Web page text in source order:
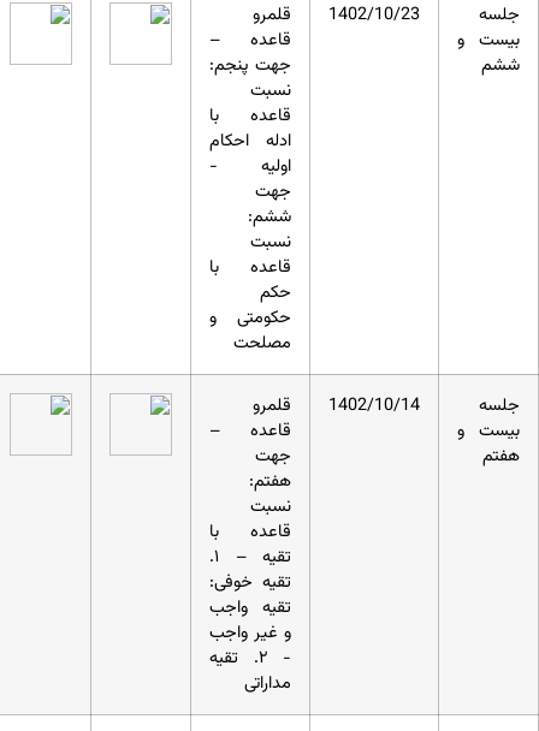
جلسه
بیست و
ششم
1402/10/23
قلمرو
قاعده –
جهت پنجم:
نسبت
قاعده با
ادله احکام
اولیه -
جهت
ششم:
نسبت
قاعده با
حکم
حکومتی و
مصلحت
جلسه
بیست و
هفتم
1402/10/14
قلمرو
قاعده –
جهت
هفتم:
نسبت
قاعده با
تقیه – ۱.
تقیه خوفی:
تقیه واجب
و غیر واجب
- ۲. تقیه
مداراتی